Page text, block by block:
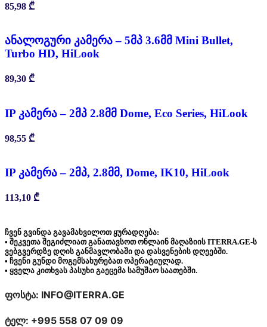
85,98 ₾
ანალოგური კამერა – 5მპ 3.6მმ Mini Bullet,
Turbo HD, HiLook
89,30 ₾
IP კამერა – 2მპ 2.8მმ Dome, Eco Series, HiLook
98,55 ₾
IP კამერა – 2მპ, 2.8მმ, Dome, IK10, HiLook
113,10 ₾
ჩვენ გვინდა გავამახვილოთ ყურადღება:
• შეკვეთა შეგიძლიათ განათავსოთ ონლაინ მაღაზიის ITERRA.GE-ს
ვებგვერდზე დღის განმავლობაში და დასვენების დღეებში.
• ჩვენი გუნდი მოგემსახურებათ ოპერატიულად.
• ყველა კითხვას პასუხი გაეცემა სამუშაო საათებში.
ფოსტა: INFO@ITERRA.GE
ტელ: +995 558 07 09 09